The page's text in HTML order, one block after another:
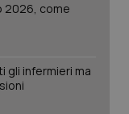
2026, come
gli infermieri ma